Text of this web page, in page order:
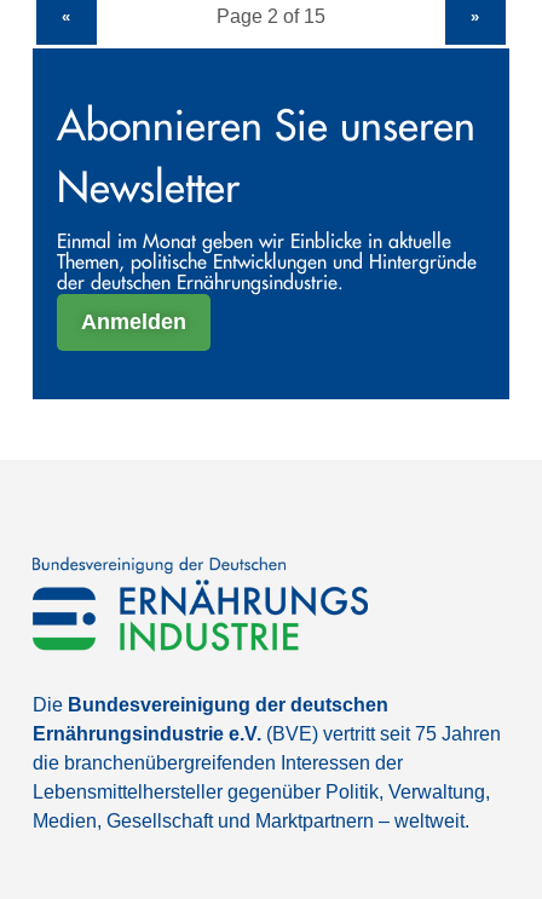
« »
Abonnieren Sie unseren
Newsletter
Einmal im Monat geben wir Einblicke in aktuelle
Themen, politische Entwicklungen und Hintergründe
der deutschen Ernährungsindustrie.
Anmelden
Die Bundesvereinigung der deutschen
Ernährungsindustrie e.V. (BVE) vertritt seit 75 Jahren
die branchenübergreifenden Interessen der
Lebensmittelhersteller gegenüber Politik, Verwaltung,
Medien, Gesellschaft und Marktpartnern – weltweit.